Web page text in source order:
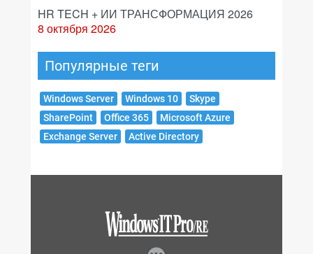
HR TECH + ИИ ТРАНСФОРМАЦИЯ 2026
8 октября 2026
Популярные теги
Windows Server Windows 10
Skype
SharePoint
Office 365
Microsoft Azure
Exchange Server
Active Directory